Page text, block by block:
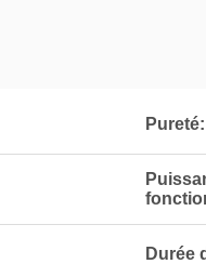
Pureté:
Durée